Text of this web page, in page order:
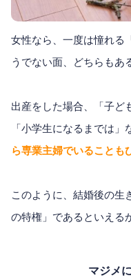
女性なら、一度は憧れる
うでない面、どちらもあ
出産をした場合、「子ど
「小学生になるまでは」
ら専業主婦でいることも
このように、結婚後の生
の特権」であるといえる
マジメ